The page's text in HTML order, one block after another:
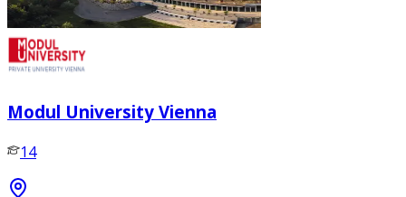
Modul University Vienna
14